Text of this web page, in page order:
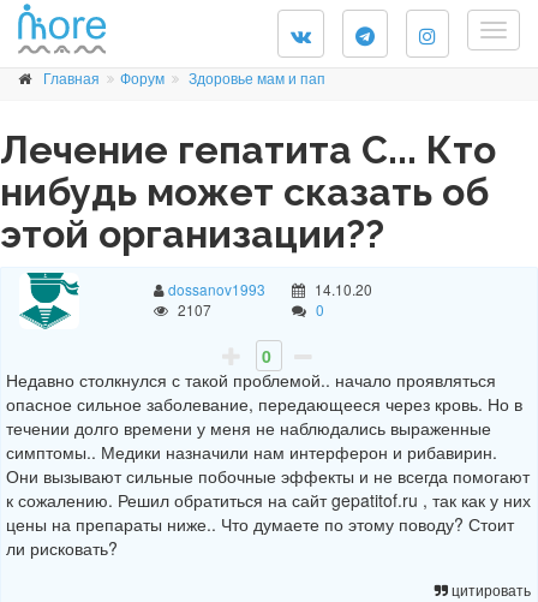
Главная Форум Здоровье мам и пап
Лечение гепатита С... Кто
нибудь может сказать об
этой организации??
dossanov1993
14.10.20
2107
0
0
Недавно столкнулся с такой проблемой.. начало проявляться
опасное сильное заболевание, передающееся через кровь. Но в
течении долго времени у меня не наблюдались выраженные
симптомы.. Медики назначили нам интерферон и рибавирин.
Они вызывают сильные побочные эффекты и не всегда помогают
к сожалению. Решил обратиться на сайт gepatitof.ru , так как у них
цены на препараты ниже.. Что думаете по этому поводу? Стоит
ли рисковать?
цитировать